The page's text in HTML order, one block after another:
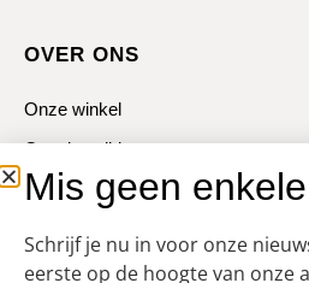
OVER ONS
Onze winkel
Openingstijden
Koopzondagen
Mis geen
Schrijf je nu in voor onze
eerste op de hoogte van onze